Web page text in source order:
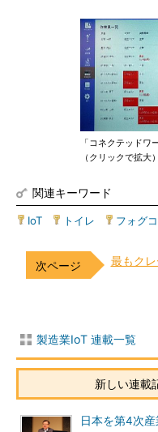
「コネクテッドワ
（クリックで拡大）
関連キーワード
IoT トイレ フォグ
最もク
製造業IoT 連載一覧
新しい連載
日本を第4次